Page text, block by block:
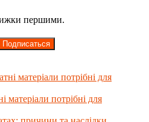
першими.
матеріали потрібні для